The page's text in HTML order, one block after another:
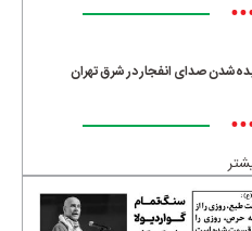
صدای انفجار در شرق تهران